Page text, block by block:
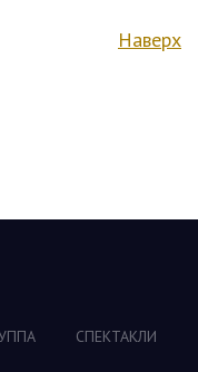
Наверх
СПЕКТАКЛИ